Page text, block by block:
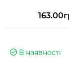
В наявності